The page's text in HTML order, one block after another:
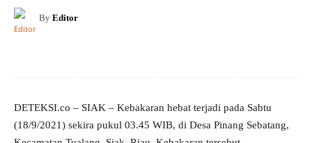
By Editor
DETEKSI.co – SIAK – Kebakaran hebat terjadi pada Sabtu
(18/9/2021) sekira pukul 03.45 WIB, di Desa Pinang Sebatang,